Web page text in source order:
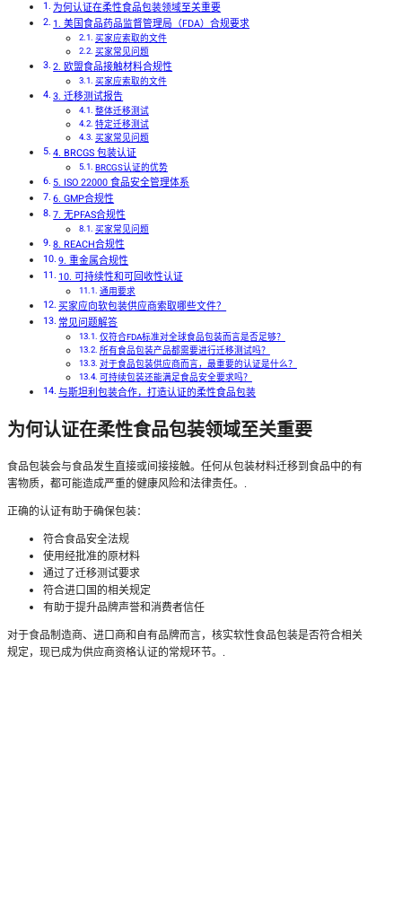
为何认证在柔性食品包装领域至关重要
1. 美国食品药品监督管理局（FDA）合规要求
买家应索取的文件
买家常见问题
2. 欧盟食品接触材料合规性
买家应索取的文件
3. 迁移测试报告
整体迁移测试
特定迁移测试
买家常见问题
4. BRCGS 包装认证
BRCGS认证的优势
5. ISO 22000 食品安全管理体系
6. GMP合规性
7. 无PFAS合规性
买家常见问题
8. REACH合规性
9. 重金属合规性
10. 可持续性和可回收性认证
通用要求
买家应向软包装供应商索取哪些文件？
常见问题解答
仅符合FDA标准对全球食品包装而言是否足够？
所有食品包装产品都需要进行迁移测试吗？
对于食品包装供应商而言，最重要的认证是什么？
可持续包装还能满足食品安全要求吗？
与斯坦利包装合作，打造认证的柔性食品包装
为何认证在柔性食品包装领域至关重要
食品包装会与食品发生直接或间接接触。任何从包装材料迁移到食品中的有
害物质，都可能造成严重的健康风险和法律责任。.
正确的认证有助于确保包装：
符合食品安全法规
使用经批准的原材料
通过了迁移测试要求
符合进口国的相关规定
有助于提升品牌声誉和消费者信任
对于食品制造商、进口商和自有品牌而言，核实软性食品包装是否符合相关
规定，现已成为供应商资格认证的常规环节。.